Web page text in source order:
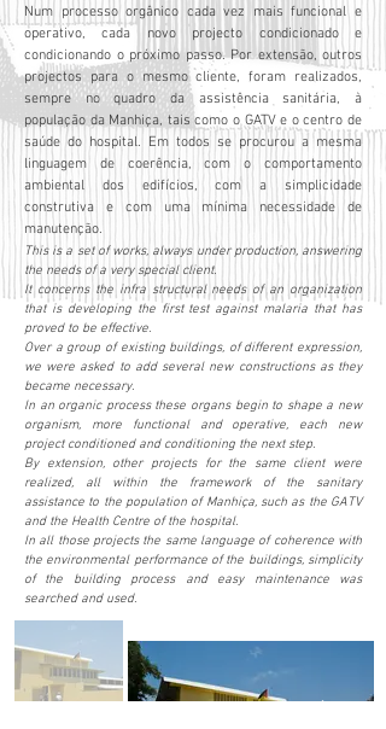
Num processo orgânico cada vez mais funcional e
operativo, cada novo projecto condicionado e
condicionando o próximo passo. Por extensão, outros
projectos para o mesmo cliente, foram realizados,
sempre no quadro da assistência sanitária, à
população da Manhiça, tais como o GATV e o centro de
saúde do hospital. Em todos se procurou a mesma
linguagem de coerência, com o comportamento
ambiental dos edifícios, com a simplicidade
construtiva e com uma mínima necessidade de
manutenção.
This is a set of works, always under production, answering
the needs of a very special client.
It concerns the infra structural needs of an organization
that is developing the first test against malaria that has
proved to be effective.
Over a group of existing buildings, of different expression,
we were asked to add several new constructions as they
became necessary.
In an organic process these organs begin to shape a new
organism, more functional and operative, each new
project conditioned and conditioning the next step.
By extension, other projects for the same client were
realized, all within the framework of the sanitary
assistance to the population of Manhiça, such as the GATV
and the Health Centre of the hospital.
In all those projects the same language of coherence with
the environmental performance of the buildings, simplicity
of the building process and easy maintenance was
searched and used.